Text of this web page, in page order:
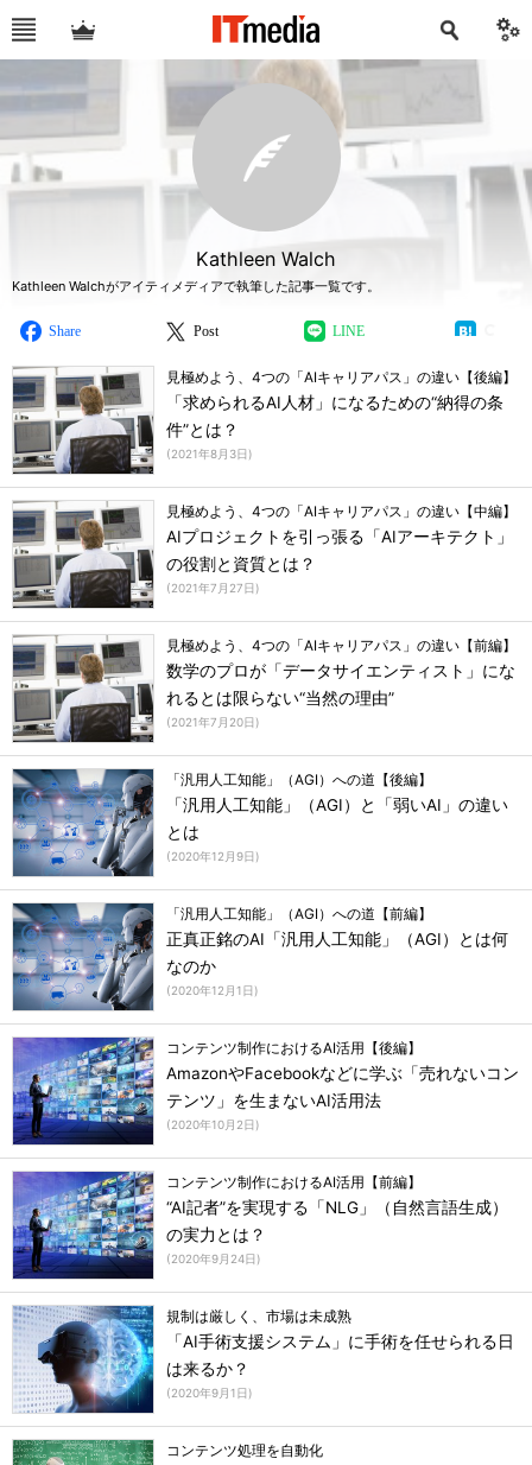
Kathleen Walch
Kathleen Walchがアイティメディアで執筆した記事一覧です。
Share Post LINE
見極めよう、4つの「AIキャリアパス」の違い【後編】
「求められるAI人材」になるための“納得の条
件”とは？
(2021年8月3日)
見極めよう、4つの「AIキャリアパス」の違い【中編】
AIプロジェクトを引っ張る「AIアーキテクト」
の役割と資質とは？
(2021年7月27日)
見極めよう、4つの「AIキャリアパス」の違い【前編】
数学のプロが「データサイエンティスト」にな
れるとは限らない“当然の理由”
(2021年7月20日)
「汎用人工知能」（AGI）への道【後編】
「汎用人工知能」（AGI）と「弱いAI」の違い
とは
(2020年12月9日)
「汎用人工知能」（AGI）への道【前編】
正真正銘のAI「汎用人工知能」（AGI）とは何
なのか
(2020年12月1日)
コンテンツ制作におけるAI活用【後編】
AmazonやFacebookなどに学ぶ「売れないコン
テンツ」を生まないAI活用法
(2020年10月2日)
コンテンツ制作におけるAI活用【前編】
“AI記者”を実現する「NLG」（自然言語生成）
の実力とは？
(2020年9月24日)
規制は厳しく、市場は未成熟
「AI手術支援システム」に手術を任せられる日
は来るか？
(2020年9月1日)
コンテンツ処理を自動化